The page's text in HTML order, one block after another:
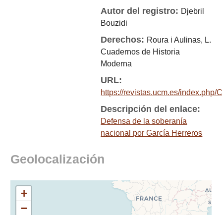
Autor del registro: Djebril
Bouzidi
Derechos: Roura i Aulinas, L.
Cuadernos de Historia
Moderna
URL:
https://revistas.ucm.es/
Descripción del enlace:
Defensa de la soberanía
nacional por García Herreros
Geolocalización
+
−